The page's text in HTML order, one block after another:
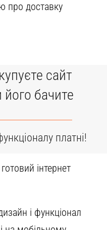
про доставку
сайт
бачите
платні!
інтернет
і функціонал